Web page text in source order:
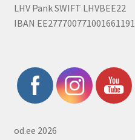
LHV Pank SWIFT LHVBEE22
IBAN EE277700771001661191
od.ee 2026